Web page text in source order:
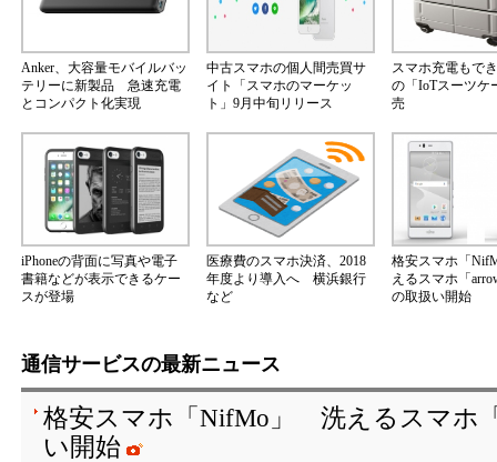
Anker、大容量モバイルバッ
テリーに新製品 急速充電
とコンパクト化実現
中古スマホの個人間売買サ
イト「スマホのマーケッ
ト」9月中旬リリース
スマホ充電もで
の「IoTスーツケ
売
iPhoneの背面に写真や電子
書籍などが表示できるケー
スが登場
医療費のスマホ決済、2018
年度より導入へ 横浜銀行
など
格安スマホ「
えるスマホ「
の取扱い開始
通信サービスの最新ニュース
格安スマホ「NifMo」 洗えるスマホ
い開始